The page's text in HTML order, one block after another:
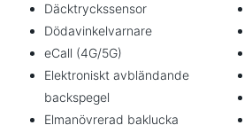
Däcktryckssensor
Dödavinkelvarnare
eCall (4G/5G)
Elektroniskt avbländande
backspegel
Elmanövrerad baklucka